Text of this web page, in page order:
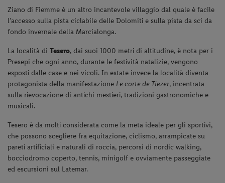
Ziano di Fiemme è un altro incantevole villaggio dal quale è facile
l'accesso sulla pista ciclabile delle Dolomiti e sulla pista da sci da
fondo invernale della Marcialonga.
La località diTesero, dai suoi 1000 metri di altitudine, è nota per i
Presepi che ogni anno, durante le festività natalizie, vengono
esposti dalle case e nei vicoli. In estate invece la località diventa
protagonista della manifestazione Le corte de Tiezer, incentrata
sulla rievocazione di antichi mestieri, tradizioni gastronomiche e
musicali.
Tesero è da molti considerata come la meta ideale per gli sportivi,
che possono scegliere fra equitazione, ciclismo, arrampicate su
pareti artificiali e naturali di roccia, percorsi di nordic walking,
bocciodromo coperto, tennis, minigolf e ovviamente passeggiate
ed escursioni sul Latemar.